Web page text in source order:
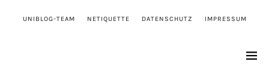
UNIBLOG-TEAM NETIQUETTE DATENSCHUTZ IMPRESSUM